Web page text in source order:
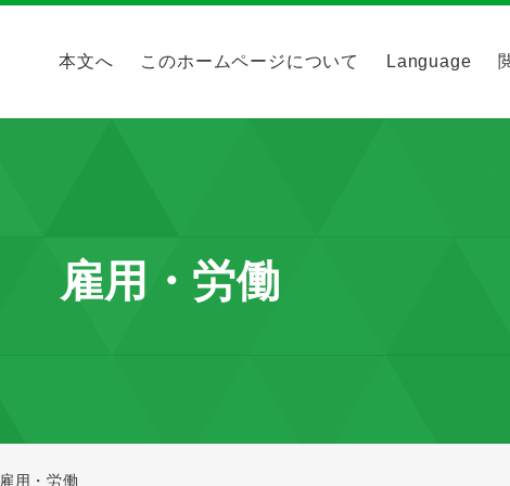
本文へ このホームページについて Language
雇用・労働
雇用・労働